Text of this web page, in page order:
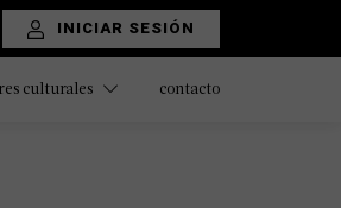
INICIAR SESIÓN
culturales contacto